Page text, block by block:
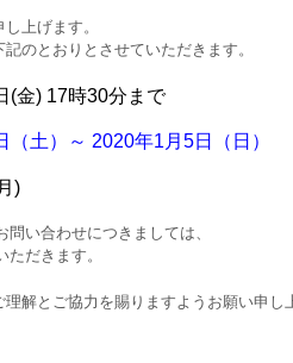
上げます。
のとおりとさせていただきます。
(金) 17時30分まで
（土）～ 2020年1月5日（日）
)
い合わせにつきましては、
だきます。
解とご協力を賜りますようお願い申し